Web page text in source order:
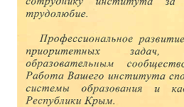
Организация УВП
ГИА
Карта ГИА РК